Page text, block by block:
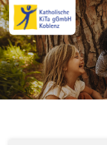
Zum Inhalt springen